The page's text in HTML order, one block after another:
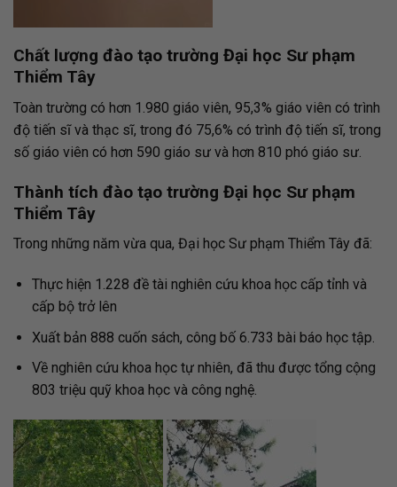
Chất lượng đào tạo trường Đại học Sư phạm
Thiểm Tây
Toàn trường có hơn 1.980 giáo viên, 95,3% giáo viên có trình
độ tiến sĩ và thạc sĩ, trong đó 75,6% có trình độ tiến sĩ, trong
số giáo viên có hơn 590 giáo sư và hơn 810 phó giáo sư.
Thành tích đào tạo trường Đại học Sư phạm
Thiểm Tây
Trong những năm vừa qua, Đại học Sư phạm Thiểm Tây đã:
Thực hiện 1.228 đề tài nghiên cứu khoa học cấp tỉnh và
cấp bộ trở lên
Xuất bản 888 cuốn sách, công bố 6.733 bài báo học tập.
Về nghiên cứu khoa học tự nhiên, đã thu được tổng cộng
803 triệu quỹ khoa học và công nghệ.